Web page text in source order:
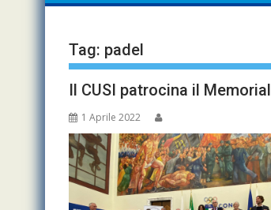
Tag: padel
Il CUSI patrocina il
1 Aprile 2022